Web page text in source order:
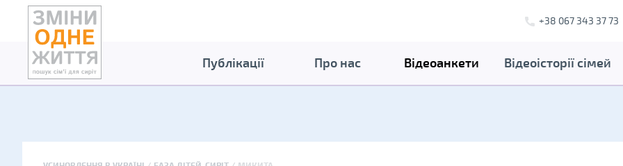
+38 067 343 37 73
Публікації Про нас Відеоанкети Відеоісторії сімей